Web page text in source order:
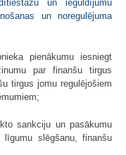
un ieguldījumu
un noregulējuma
pienākumu iesniegt
par finanšu tirgus
tirgus jomu regulējošiem
sankciju un pasākumu
slēgšanu, finanšu